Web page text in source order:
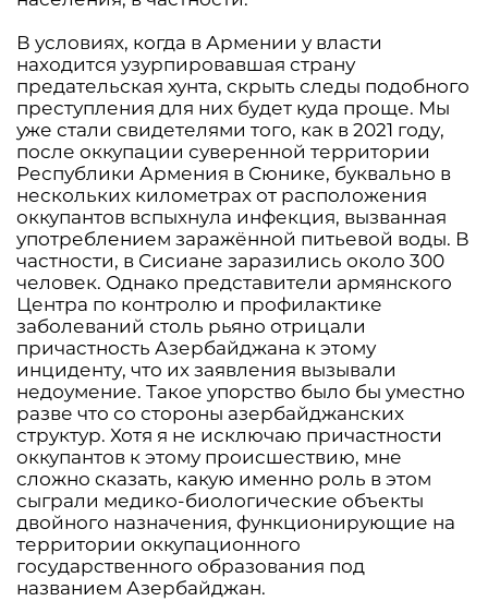
В условиях, когда в Армении у власти
находится узурпировавшая страну
предательская хунта, скрыть следы подобного
преступления для них будет куда проще. Мы
уже стали свидетелями того, как в 2021 году,
после оккупации суверенной территории
Республики Армения в Сюнике, буквально в
нескольких километрах от расположения
оккупантов вспыхнула инфекция, вызванная
употреблением заражённой питьевой воды. В
частности, в Сисиане заразились около 300
человек. Однако представители армянского
Центра по контролю и профилактике
заболеваний столь рьяно отрицали
причастность Азербайджана к этому
инциденту, что их заявления вызывали
недоумение. Такое упорство было бы уместно
разве что со стороны азербайджанских
структур. Хотя я не исключаю причастности
оккупантов к этому происшествию, мне
сложно сказать, какую именно роль в этом
сыграли медико-биологические объекты
двойного назначения, функционирующие на
территории оккупационного
государственного образования под
названием Азербайджан.